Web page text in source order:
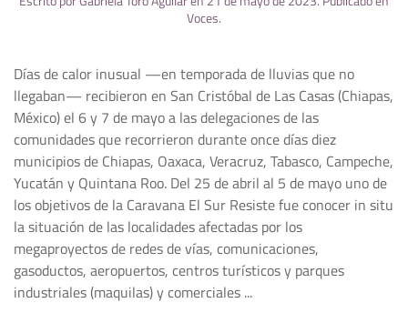
Voces.
Días de calor inusual —en temporada de lluvias que no
llegaban— recibieron en San Cristóbal de Las Casas (Chiapas,
México) el 6 y 7 de mayo a las delegaciones de las
comunidades que recorrieron durante once días diez
municipios de Chiapas, Oaxaca, Veracruz, Tabasco, Campeche,
Yucatán y Quintana Roo. Del 25 de abril al 5 de mayo uno de
los objetivos de la Caravana El Sur Resiste fue conocer in situ
la situación de las localidades afectadas por los
megaproyectos de redes de vías, comunicaciones,
gasoductos, aeropuertos, centros turísticos y parques
industriales (maquilas) y comerciales ...